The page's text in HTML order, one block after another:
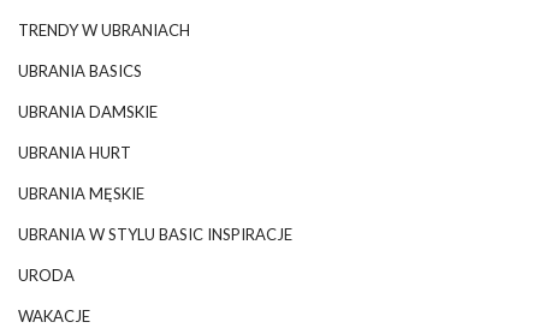
TRENDY W UBRANIACH
UBRANIA BASICS
UBRANIA DAMSKIE
UBRANIA HURT
UBRANIA MĘSKIE
UBRANIA W STYLU BASIC INSPIRACJE
URODA
WAKACJE